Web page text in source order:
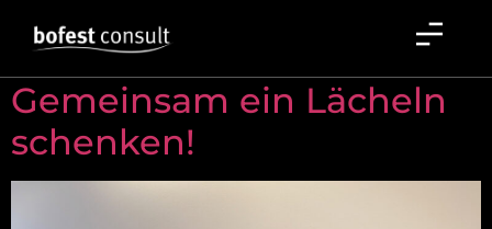
Schlagwort: Spende
Gemeinsam ein Lächeln
schenken!